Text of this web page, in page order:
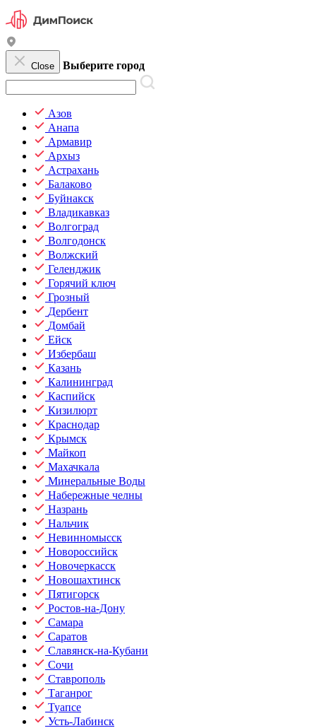
Close Выберите город
Азов
Анапа
Армавир
Архыз
Астрахань
Балаково
Буйнакск
Владикавказ
Волгоград
Волгодонск
Волжский
Геленджик
Горячий ключ
Грозный
Дербент
Домбай
Ейск
Избербаш
Казань
Калининград
Каспийск
Кизилюрт
Краснодар
Крымск
Майкоп
Махачкала
Минеральные Воды
Набережные челны
Назрань
Нальчик
Невинномысск
Новороссийск
Новочеркасск
Новошахтинск
Пятигорск
Ростов-на-Дону
Самара
Саратов
Славянск-на-Кубани
Сочи
Ставрополь
Таганрог
Туапсе
Усть-Лабинск